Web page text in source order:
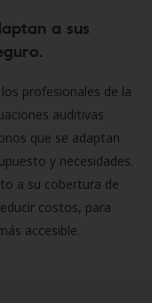
a sus
profesionales de la
auditivas
que se adaptan
y necesidades.
a su cobertura de
costos, para
accesible.